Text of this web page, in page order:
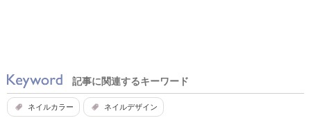
記事に関連するキーワード
ネイルカラー ネイルデザイン